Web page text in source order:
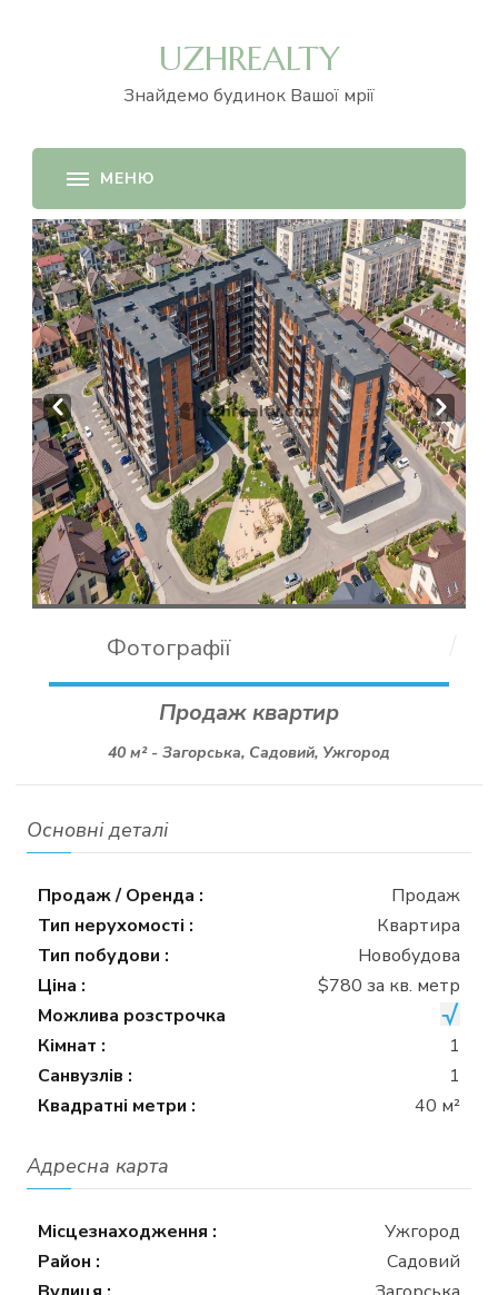
UZHREALTY
Знайдемо будинок Вашої мрії
Prev Next
Фотографії
Продаж квартир
40 м² - Загорська, Садовий, Ужгород
Основні деталі
Продаж / Оренда :
Продаж
Тип нерухомості :
Квартира
Тип побудови :
Новобудова
Ціна :
$780 за кв. метр
Можлива розстрочка
Кімнат :
1
Санвузлів :
1
Квадратні метри :
40 м²
Адресна карта
Місцезнаходження :
Ужгород
Район :
Садовий